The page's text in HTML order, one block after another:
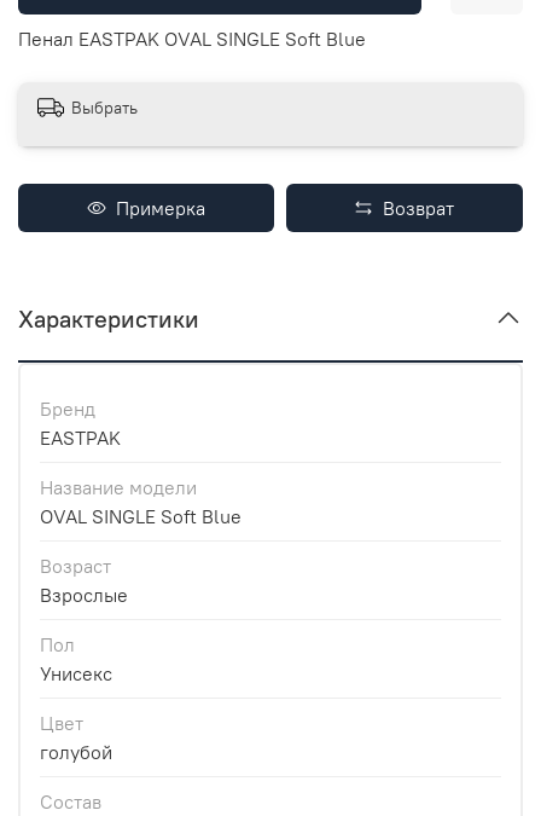
Пенал EASTPAK OVAL SINGLE Soft Blue
Выбрать
Примерка Возврат
Характеристики
Бренд
EASTPAK
Название модели
OVAL SINGLE Soft Blue
Возраст
Взрослые
Пол
Унисекс
Цвет
голубой
Состав